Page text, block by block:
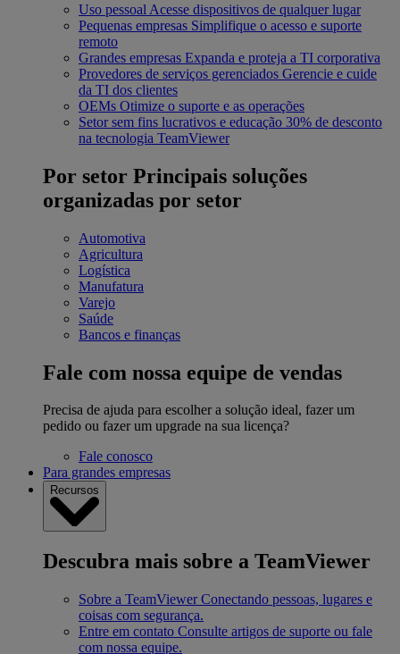
Uso pessoal Acesse dispositivos de qualquer lugar
Pequenas empresas Simplifique o acesso e suporte
remoto
Grandes empresas Expanda e proteja a TI corporativa
Provedores de serviços gerenciados Gerencie e cuide
da TI dos clientes
OEMs Otimize o suporte e as operações
Setor sem fins lucrativos e educação 30% de desconto
na tecnologia TeamViewer
Por setor Principais soluções
organizadas por setor
Automotiva
Agricultura
Logística
Manufatura
Varejo
Saúde
Bancos e finanças
Fale com nossa equipe de vendas
Precisa de ajuda para escolher a solução ideal, fazer um
pedido ou fazer um upgrade na sua licença?
Fale conosco
Para grandes empresas
Recursos
Descubra mais sobre a TeamViewer
Sobre a TeamViewer Conectando pessoas, lugares e
coisas com segurança.
Entre em contato Consulte artigos de suporte ou fale
com nossa equipe.